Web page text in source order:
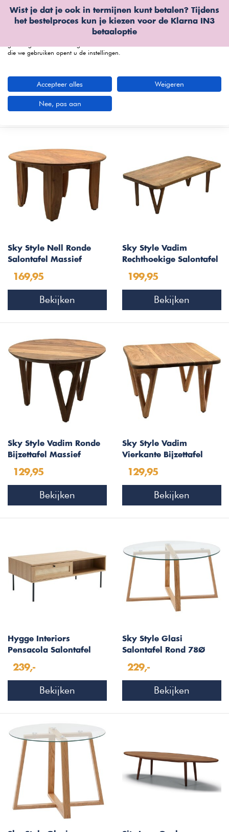
Wist je dat je ook in termijnen kunt betalen? Tijdens
het bestelproces kun je kiezen voor de Klarna IN3
betaaloptie
Landelijke salontafels (14 artikelen)
Filters
Sky Style Nell Ronde
Salontafel Massief
169,95
Bekijken
Sky Style Vadim
Rechthoekige Salontafel
199,95
Bekijken
Sky Style Vadim Ronde
Bijzettafel Massief
129,95
Bekijken
Sky Style Vadim
Vierkante Bijzettafel
129,95
Bekijken
Hygge Interiors
Pensacola Salontafel
239,-
Bekijken
Sky Style Glasi
Salontafel Rond 78Ø
229,-
Bekijken
Wij gebruiken cookies
We kunnen deze plaatsen voor analyse van onze bezoekersgegevens, om
onze website te verbeteren, gepersonaliseerde inhoud te tonen en om u een
die we gebruiken opent u de instellingen.
Accepteer alles Weigeren
Nee, pas aan